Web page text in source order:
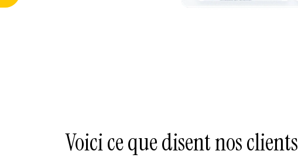
Voici ce que disent nos clients